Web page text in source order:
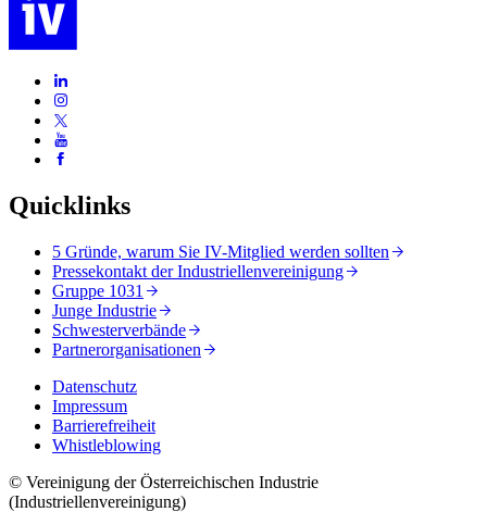
Quicklinks
5 Gründe, warum Sie IV-Mitglied werden sollten
Pressekontakt der Industriellenvereinigung
Gruppe 1031
Junge Industrie
Schwesterverbände
Partnerorganisationen
Datenschutz
Impressum
Barrierefreiheit
Whistleblowing
© Vereinigung der Österreichischen Industrie
(Industriellenvereinigung)